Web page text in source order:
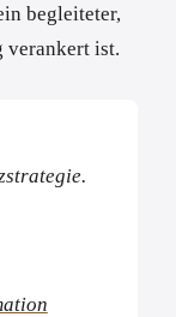
begleiteter,
verankert ist.